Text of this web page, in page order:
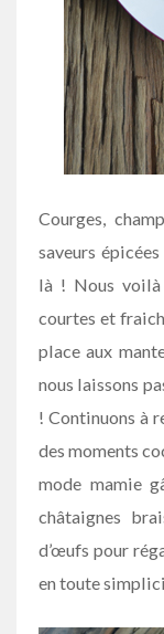
Courges,
saveurs
là ! Nous voilà
courtes et
place aux
nous laissons
! Continuons à
des moments
mode mamie
châtaignes
d’œufs pour
en toute